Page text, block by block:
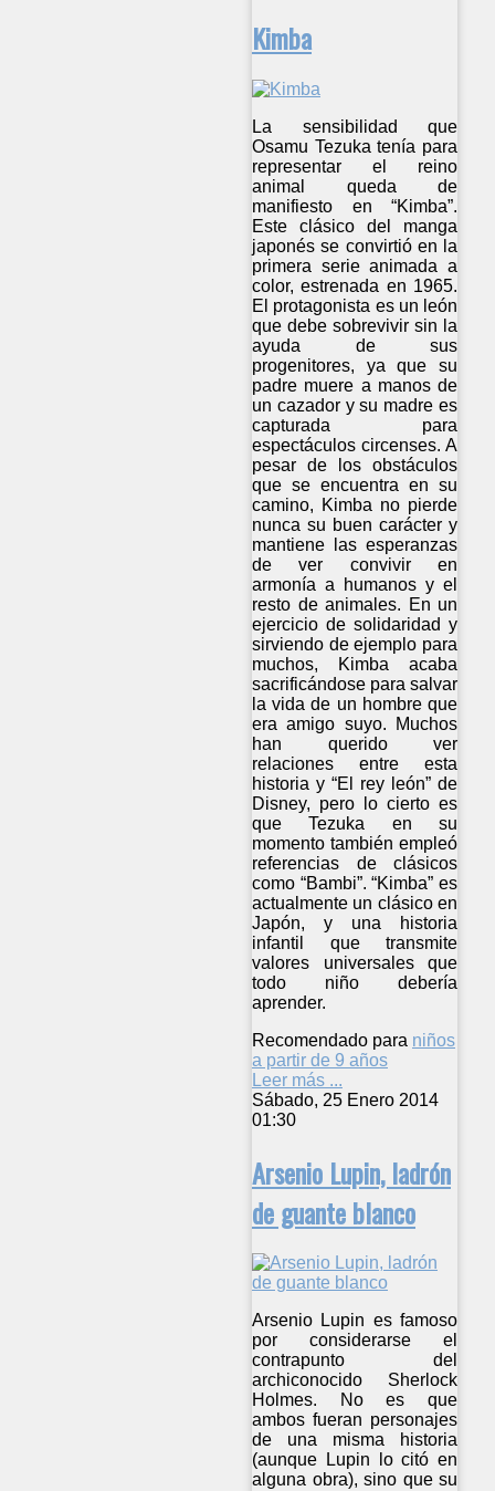
Kimba
La sensibilidad que
Osamu Tezuka tenía para
representar el reino
animal queda de
manifiesto en “Kimba”.
Este clásico del manga
japonés se convirtió en la
primera serie animada a
color, estrenada en 1965.
El protagonista es un león
que debe sobrevivir sin la
ayuda de sus
progenitores, ya que su
padre muere a manos de
un cazador y su madre es
capturada para
espectáculos circenses. A
pesar de los obstáculos
que se encuentra en su
camino, Kimba no pierde
nunca su buen carácter y
mantiene las esperanzas
de ver convivir en
armonía a humanos y el
resto de animales. En un
ejercicio de solidaridad y
sirviendo de ejemplo para
muchos, Kimba acaba
sacrificándose para salvar
la vida de un hombre que
era amigo suyo. Muchos
han querido ver
relaciones entre esta
historia y “El rey león” de
Disney, pero lo cierto es
que Tezuka en su
momento también empleó
referencias de clásicos
como “Bambi”. “Kimba” es
actualmente un clásico en
Japón, y una historia
infantil que transmite
valores universales que
todo niño debería
aprender.
Recomendado para niños
a partir de 9 años
Leer más ...
Sábado, 25 Enero 2014
01:30
Arsenio Lupin, ladrón
de guante blanco
Arsenio Lupin es famoso
por considerarse el
contrapunto del
archiconocido Sherlock
Holmes. No es que
ambos fueran personajes
de una misma historia
(aunque Lupin lo citó en
alguna obra), sino que su